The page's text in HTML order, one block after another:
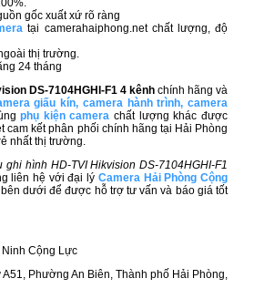
gốc xuất xứ rõ ràng
tại camerahaiphong.net chất lượng, độ
thị trường.
24 tháng
DS-7104HGHI-F1 4 kênh​ chính hãng và
giấu kín, camera hành trình,camera
phụ kiện camera chất lượng khác được
cam kết phân phối chính hãng tại Hải Phòng
nhất thị trường.
ghi hình HD-TVI Hikvision DS-7104HGHI-F1
liên hệ với đại lý Camera Hải Phòng Cộng
dưới để được hỗ trợ tư vấn và báo giá tốt
Ninh Cộng Lực
Phường An Biên, Thành phố Hải Phòng,